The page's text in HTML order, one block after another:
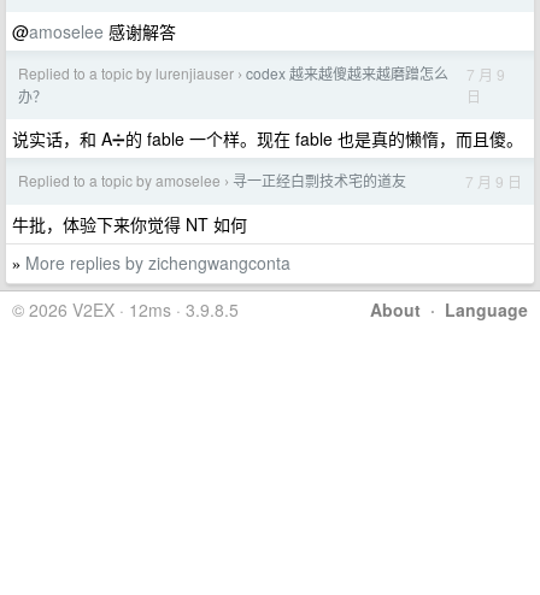
@amoselee 感谢解答
Replied to a topic by lurenjiauser › codex 越来越傻越来越磨蹭怎么
办？
7 月 9
日
说实话，和 A➗的 fable 一个样。现在 fable 也是真的懒惰，而且傻。
Replied to a topic by amoselee › 寻一正经白剽技术宅的道友 7 月 9 日
牛批，体验下来你觉得 NT 如何
» More replies by zichengwangconta
About · Language
© 2026 V2EX · 12ms · 3.9.8.5